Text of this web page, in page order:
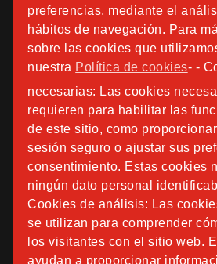
preferencias, mediante el
hábitos de navegación. Para
sobre las cookies que
nuestra Política de cookies- -
necesarias: Las cookies
requieren para habilitar las
de este sitio, como
sesión seguro o ajustar sus
consentimiento. Estas cookies
ningún dato personal
Cookies de análisis: Las
se utilizan para comprender
los visitantes con el sitio web.
ayudan a proporcionar